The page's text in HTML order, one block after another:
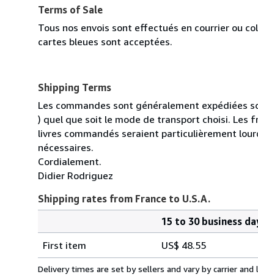
Terms of Sale
Tous nos envois sont effectués en courrier ou
cartes bleues sont acceptées.
Shipping Terms
Les commandes sont généralement expédiées
) quel que soit le mode de transport choisi. Les
livres commandés seraient particulièrement
nécessaires.
Cordialement.
Didier Rodriguez
Shipping rates from France to U.S.A.
rates
from
15 to 30 business
First item
US$ 48.55
Delivery times are set by sellers and vary by carrier